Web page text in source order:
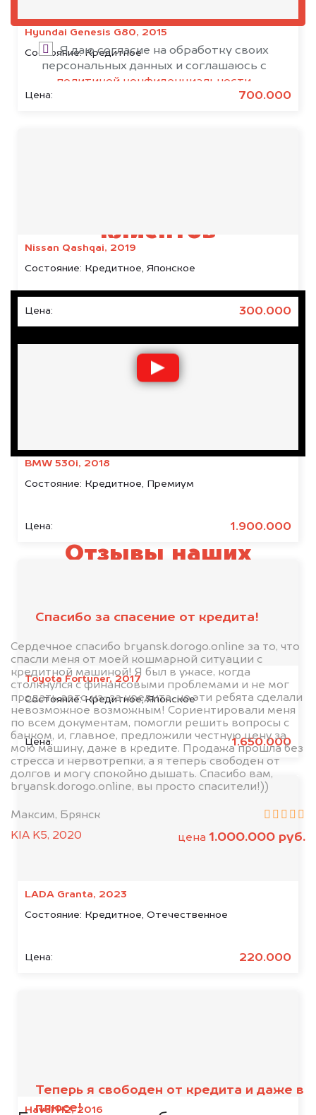
Hyundai Genesis G80, 2015
Состояние:Кредитное
Цена: 700.000
Nissan Qashqai, 2019
Состояние: Кредитное, Японское
Цена: 300.000
BMW 530i, 2018
Состояние: Кредитное, Премиум
Цена: 1.900.000
Toyota Fortuner, 2017
Состояние:Кредитное, Японское
Цена: 1.650.000
LADA Granta, 2023
Состояние: Кредитное, Отечественное
Цена: 220.000
Haval H2, 2016
Я даю согласие на обработку своих
персональных данных и соглашаюсь с
политикой конфиденциальности
клиентов
Отзывы наших
Спасибо за спасение от кредита!
Сердечное спасибо bryansk.dorogo.online за то, что
спасли меня от моей кошмарной ситуации с
кредитной машиной! Я был в ужасе, когда
столкнулся с финансовыми проблемами и не мог
продать авто из-за кредита, но эти ребята сделали
невозможное возможным! Сориентировали меня
по всем документам, помогли решить вопросы с
банком, и, главное, предложили честную цену за
мою машину, даже в кредите. Продажа прошла без
стресса и нервотрепки, а я теперь свободен от
долгов и могу спокойно дышать. Спасибо вам,
bryansk.dorogo.online, вы просто спасители!))
Максим, Брянск
KIA K5, 2020
цена 1.000.000 руб.
Теперь я свободен от кредита и даже в
плюсе!
банками